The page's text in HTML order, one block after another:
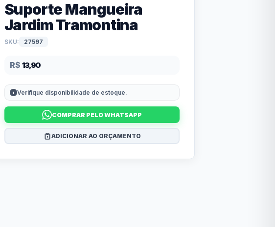
Suporte Mangueira
Jardim Tramontina
SKU: 27597
R$ 13,90
Verifique disponibilidade de estoque.
COMPRAR PELO WHATSAPP
ADICIONAR AO ORÇAMENTO